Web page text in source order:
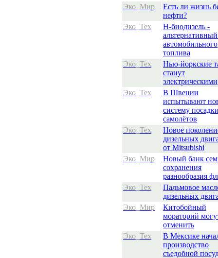
Эко_Мир
Есть ли жизнь
нефти?
Эко_Тех
Н-биодизель -
автомобильного
топлива
Эко_Тех
Нью-йоркские
станут
электрическими
Эко_Тех
В Швеции
испытывают
систему
самолётов
Эко_Тех
Новое
дизельных
от Mitsubishi
Эко_Мир
Новый банк
сохранения
разнообразия
Эко_Тех
Пальмовое
дизельных
Эко_Мир
Китобойный
мораторий
отменить
Эко_Тех
В Мексике
производство
съедобной